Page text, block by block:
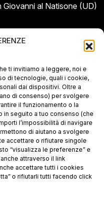
ti invitiamo a leggere, noi e
di tecnologie, quali i cookie,
dai dispositivi. Oltre a
di consenso) per svolgere
il funzionamento o la
in seguito a tuo consenso (che
l’impossibilità di navigare
di aiutano a svolgere
accettare o rifiutare singole
“visualizza le preferenze” e
attraverso il link
accettare tutti i cookies
o rifiutarli tutti facendo click
al Natisone (UD)